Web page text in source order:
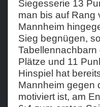
Siegesserie 13
man bis auf Rang
Mannheim
Sieg begnügen,
Plätze und 11
Hinspiel hat
Mannheim gegen
motiviert ist, am